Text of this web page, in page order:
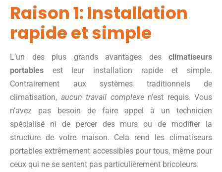
Raison 1: Installation
rapide et simple
L’un des plus grands avantages des climatiseurs
portables est leur installation rapide et simple.
Contrairement aux systèmes traditionnels de
climatisation, aucun travail complexen’est requis. Vous
n’avez pas besoin de faire appel à un technicien
spécialisé ni de percer des murs ou de modifier la
structure de votre maison. Cela rend les climatiseurs
portables extrêmement accessibles pour tous, même pour
ceux qui ne se sentent pas particulièrement bricoleurs.